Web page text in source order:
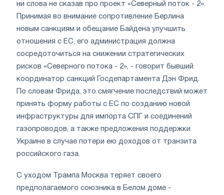
ни слова не сказав про проект «Северный поток - 2».
Принимая во внимание сопротивление Берлина
новым санкциям и обещание Байдена улучшить
отношения с ЕС, его администрация должна
сосредоточиться на снижении стратегических
рисков «Северного потока - 2», - говорит бывший
координатор санкций Госдепартамента Дэн Фрид.
По словам Фрида, это смягчение последствий может
принять форму работы с ЕС по созданию новой
инфраструктуры для импорта СПГ и соединений
газопроводов, а также предложения поддержки
Украине в случае потери ею доходов от транзита
российского газа.
С уходом Трампа Москва теряет своего
предполагаемого союзника в Белом доме -